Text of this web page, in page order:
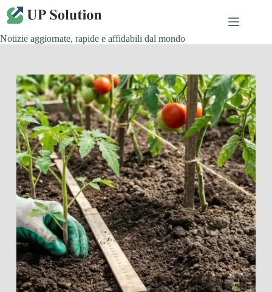
Salta
contenuto
Notizie aggiornate, rapide e affidabili dal mondo